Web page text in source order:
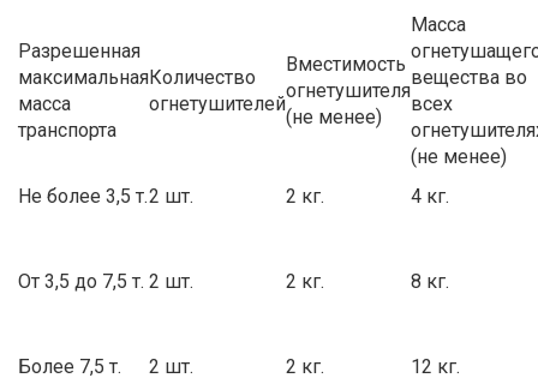
Разрешенная
максимальная
масса
транспорта
Количество
огнетушителей
Вместимость
огнетушителя
(не менее)
Масса
вещества во
всех
(не менее)
Не более 3,5 т.2 шт. 2 кг. 4 кг.
От 3,5 до 7,5 т. 2 шт. 2 кг. 8 кг.
Более 7,5 т. 2 шт. 2 кг. 12 кг.